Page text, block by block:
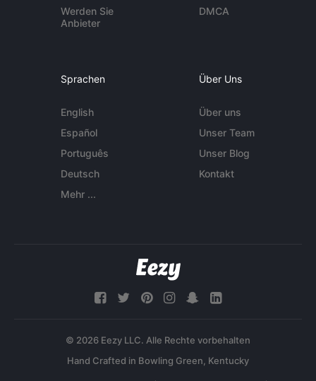
Werden Sie
Anbieter
DMCA
Sprachen
English
Español
Português
Deutsch
Mehr ...
Über Uns
Über uns
Unser Team
Unser Blog
Kontakt
© 2026 Eezy LLC. Alle Rechte vorbehalten